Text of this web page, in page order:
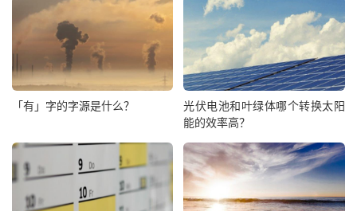
「有」字的字源是什么？
光伏电池和叶绿体哪个转换太阳
能的效率高？